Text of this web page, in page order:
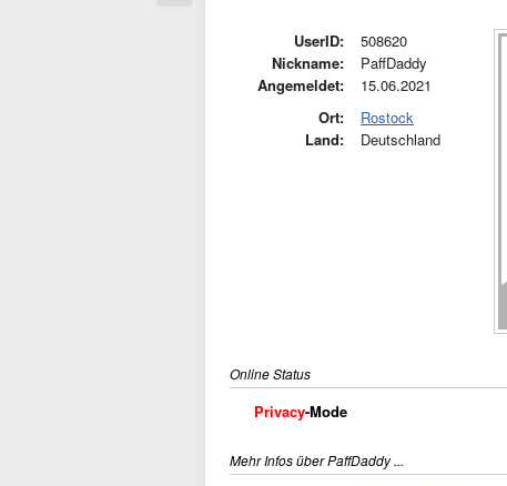
UserID:
508620
Nickname:
PaffDaddy
Angemeldet:
15.06.2021
Ort:
Rostock
Land:
Deutschland
Online Status
Privacy-Mode
Mehr Infos über PaffDaddy ...